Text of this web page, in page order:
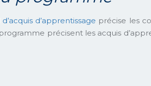
d’apprentissage précise les
précisent les acquis